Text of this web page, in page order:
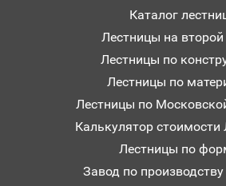
Каталог
Лестницы на
Лестницы по
Лестницы по
Лестницы по
Калькулятор стоимости
Лестницы по
Завод по производству